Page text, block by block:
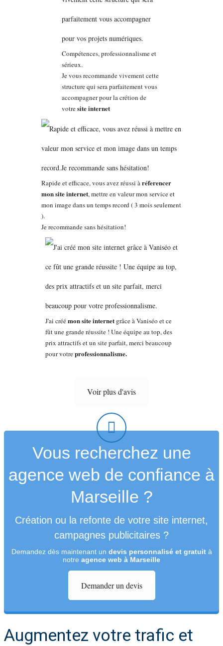
Compétences, professionnalisme et
sérieux.
Je vous recommande vivement cette
structure qui sera parfaitement vous
accompagner pour la crétion de
votresite internet
Rapide et efficace, vous avez réussi àréferencer
mon site internet, mettre en valeur mon service et
mon image dans un temps record ( 3 mois seulement
).
Je recommande sans hésitation!
J'ai créémon site internet grâce à Vaniséo et ce
fût une grande réussite ! Une équipe au top, des
prix attractifs et un site parfait, merci beaucoup
pour votreprofessionnalisme.
Voir plus d'avis
Vous recherchez une
agence web de confiance à
Marseille ?
Création ou la refonte de votre site internet,
campagnes publicitaires ?
Demandez dès maintenant un devis personnalisé et gratuità
notre agence web à Marseille
Demander un devis
Augmentez votre trafic et